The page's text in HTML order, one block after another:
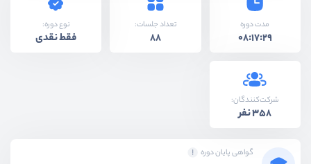
مدت دوره
08:17:29
تعداد جلسات:
88
نوع دوره:
فقط نقدی
شرکت‌کنندگان:
358 نفر
گواهی پایان دوره